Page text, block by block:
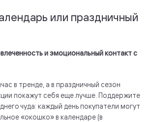
или праздничный
и эмоциональный контакт с
в тренде, а в праздничный сезон
покажут себя еще лучше. Поддержите
чуда: каждый день покупатели могут
«окошко» в календаре (в